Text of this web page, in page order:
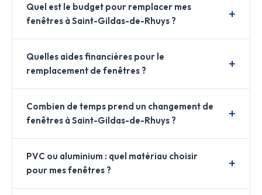
Quel est le budget pour remplacer mes
fenêtres à Saint-Gildas-de-Rhuys ?
Quelles aides financières pour le
remplacement de fenêtres ?
Combien de temps prend un changement de
fenêtres à Saint-Gildas-de-Rhuys ?
PVC ou aluminium : quel matériau choisir
pour mes fenêtres ?